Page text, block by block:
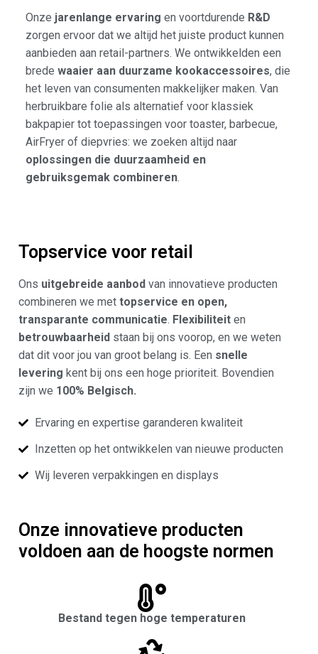
Onze jarenlange ervaring en voortdurende R&D
zorgen ervoor dat we altijd het juiste product kunnen
aanbieden aan retail-partners. We ontwikkelden een
brede waaier aan duurzame kookaccessoires, die
het leven van consumenten makkelijker maken. Van
herbruikbare folie als alternatief voor klassiek
bakpapier tot toepassingen voor toaster, barbecue,
AirFryer of diepvries: we zoeken altijd naar
oplossingen die duurzaamheid en
gebruiksgemak combineren.
Topservice voor retail
Ons uitgebreide aanbod van innovatieve producten
combineren we met topservice en open,
transparante communicatie. Flexibiliteit en
betrouwbaarheid staan bij ons voorop, en we weten
dat dit voor jou van groot belang is. Een snelle
levering kent bij ons een hoge prioriteit. Bovendien
zijn we 100% Belgisch.
Ervaring en expertise garanderen kwaliteit
Inzetten op het ontwikkelen van nieuwe producten
Wij leveren verpakkingen en displays
Onze innovatieve producten
voldoen aan de hoogste normen
Bestand tegen hoge temperaturen